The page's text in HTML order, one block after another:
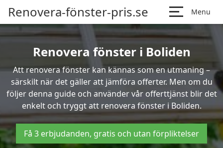
Renovera-fönster-pris.se Menu
Renovera fönster i Boliden
Att renovera fönster kan kännas som en utmaning –
särskilt när det gäller att jämföra offerter. Men om du
följer denna guide och använder vår offerttjänst blir det
enkelt och tryggt att renovera fönster i Boliden.
Få 3 erbjudanden, gratis och utan förpliktelser